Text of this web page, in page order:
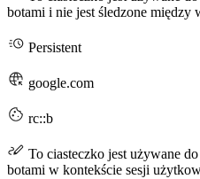
botami i nie jest śledzone między
Persistent
google.com
rc::b
To ciasteczko jest używane
botami w kontekście sesji